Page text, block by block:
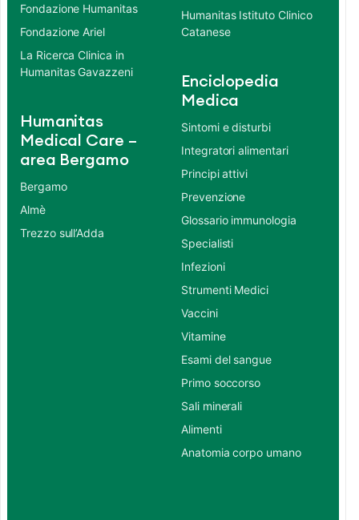
Fondazione Humanitas
Fondazione Ariel
La Ricerca Clinica in
Humanitas Gavazzeni
Humanitas
Medical Care –
area Bergamo
Bergamo
Almè
Trezzo sull’Adda
Humanitas Istituto Clinico
Catanese
Enciclopedia
Medica
Sintomi e disturbi
Integratori alimentari
Principi attivi
Prevenzione
Glossario immunologia
Specialisti
Infezioni
Strumenti Medici
Vaccini
Vitamine
Esami del sangue
Primo soccorso
Sali minerali
Alimenti
Anatomia corpo umano